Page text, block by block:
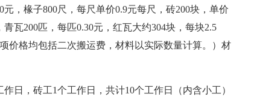
，椽子800尺，每尺单价0.9元每尺，砖200块，单价
瓦200匹，每匹0.30元，红瓦大约304块，每块2.5
价格均包括二次搬运费，材料以实际数量计算。）材
日，砖工1个工作日，共计10个工作日（内含小工）